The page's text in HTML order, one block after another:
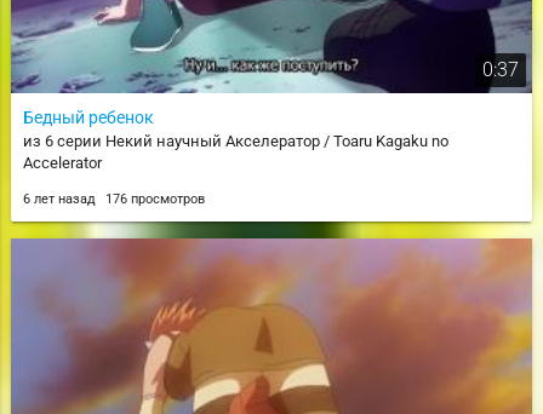
0:37
Бедный ребенок
из 6 серии Некий научный Акселератор / Toaru Kagaku no
Accelerator
6 лет назад 176 просмотров